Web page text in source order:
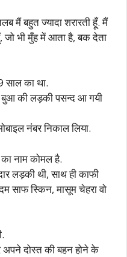
मैं बहुत ज्यादा शरारती हूँ. मैं
जो भी मुँह में आता है, बक देता
साल का था.
की लड़की पसन्द आ गयी
नंबर निकाल लिया.
नाम कोमल है.
लड़की थी, साथ ही काफी
साफ स्किन, मासूम चेहरा वो
अपने दोस्त की बहन होने के